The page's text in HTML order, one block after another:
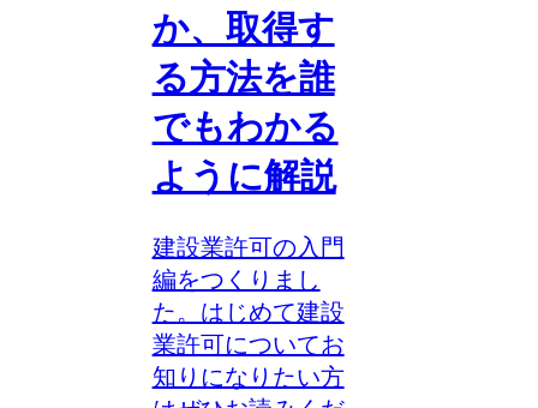
か、取得す
る方法を誰
でもわかる
ように解説
建設業許可の入門
編をつくりまし
た。はじめて建設
業許可についてお
知りになりたい方